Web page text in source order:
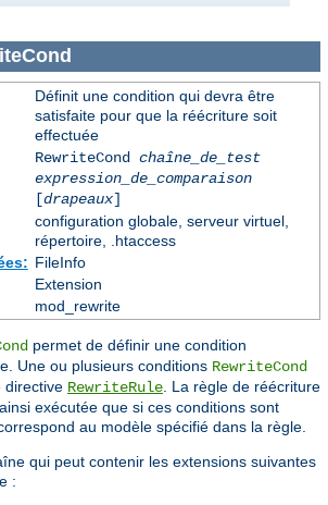
Définit une condition qui devra être
satisfaite pour que la réécriture soit
effectuée
RewriteCond chaîne_de_test
expression_de_comparaison
[drapeaux]
configuration globale, serveur virtuel,
répertoire, .htaccess
FileInfo
Extension
mod_rewrite
permet de définir une condition
Une ou plusieurs conditions RewriteCond
directive RewriteRule . La règle de réécriture
exécutée que si ces conditions sont
au modèle spécifié dans la règle.
qui peut contenir les extensions suivantes
: